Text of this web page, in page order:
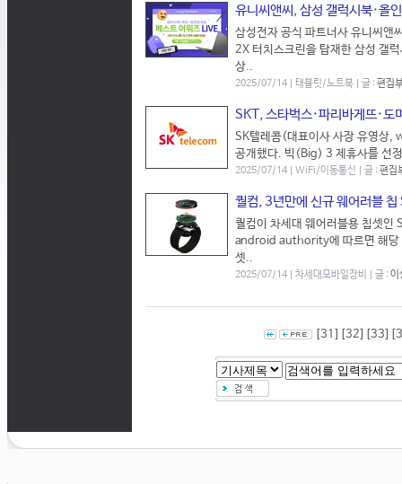
유니씨앤씨, 삼성 갤럭시북·올
삼성전자 공식 파트너사 유니씨
2X 터치스크린을 탑재한 삼성 갤
상..
2025/07/14 | 태블릿/노트북 | 글 :편집
SKT, 스타벅스·파리바게뜨·도
SK텔레콤(대표이사 사장 유영상,
공개했다. 빅(Big) 3 제휴사를 선
2025/07/14 | WiFi/이동통신 | 글 :편집
퀄컴, 3년만에 신규 웨어러블
퀄컴이 차세대 웨어러블용 칩셋
android authority에 따르면 해당
셋..
2025/07/14 | 차세대모바일장비 | 글 :이
[31] [32] [33]